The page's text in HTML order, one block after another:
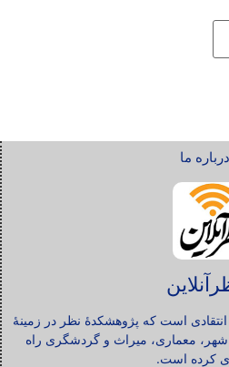
درباره ما
انتقادی است که پژوهشکدۀ نظر در زمینۀ
شهر، معماری، میراث و گردشگری راه
کرده است.